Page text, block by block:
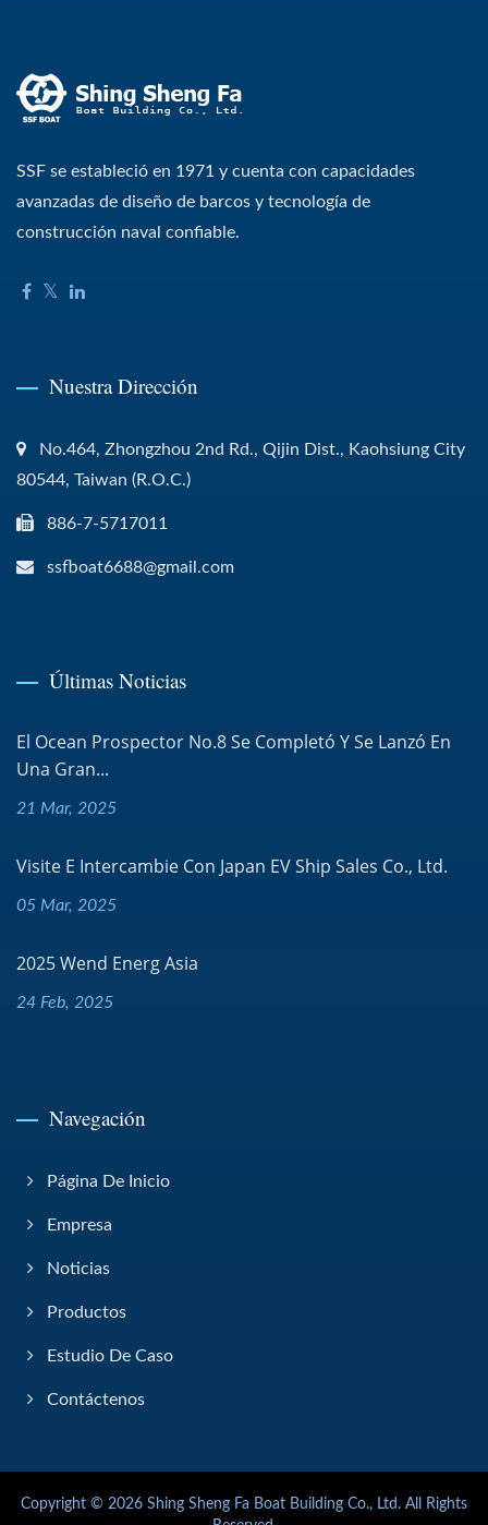
SSF se estableció en 1971 y cuenta con capacidades
avanzadas de diseño de barcos y tecnología de
construcción naval confiable.
Nuestra Dirección
No.464, Zhongzhou 2nd Rd., Qijin Dist., Kaohsiung City
80544, Taiwan (R.O.C.)
886-7-5717011
ssfboat6688@gmail.com
Últimas Noticias
El Ocean Prospector No.8 Se Completó Y Se Lanzó En
Una Gran...
21 Mar, 2025
Visite E Intercambie Con Japan EV Ship Sales Co., Ltd.
05 Mar, 2025
2025 Wend Energ Asia
24 Feb, 2025
Navegación
Página De Inicio
Empresa
Noticias
Productos
Estudio De Caso
Contáctenos
Copyright © 2026 Shing Sheng Fa Boat Building Co., Ltd. All Rights